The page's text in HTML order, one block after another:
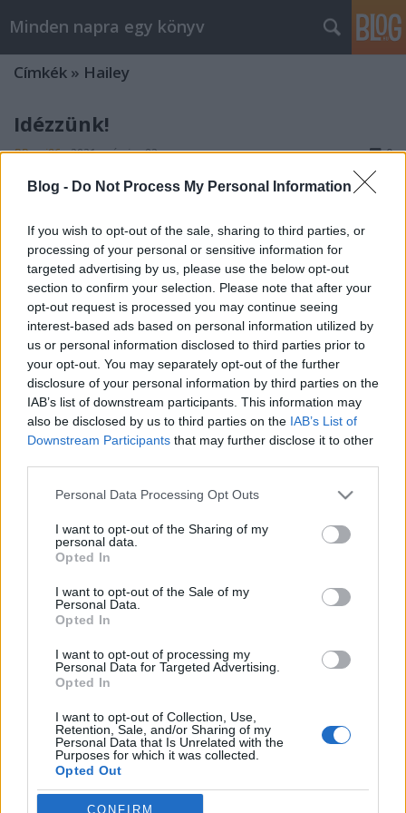
Blog - Do Not Process My Personal Information
If you wish to opt-out of the sale, sharing to third parties, or
processing of your personal or sensitive information for
targeted advertising by us, please use the below opt-out
section to confirm your selection. Please note that after your
opt-out request is processed you may continue seeing
interest-based ads based on personal information utilized by
us or personal information disclosed to third parties prior to
your opt-out. You may separately opt-out of the further
disclosure of your personal information by third parties on the
IAB’s list of downstream participants. This information may
also be disclosed by us to third parties on the IAB’s List of
Downstream Participants that may further disclose it to other
Please note that this website/app uses one or more Google
not limited to your visit or usage behaviour. You may click to
grant or deny consent to Google and its third-party tags to
use your data for below specified purposes in below Google
consent section.
Personal Data Processing Opt Outs
I want to opt-out of the Sharing of my
personal data.
Opted In
I want to opt-out of the Sale of my
Personal Data.
Opted In
I want to opt-out of processing my
Personal Data for Targeted Advertising.
Opted In
I want to opt-out of Collection, Use,
Retention, Sale, and/or Sharing of my
Personal Data that Is Unrelated with the
Purposes for which it was collected.
Opted Out
Google consents
CONFIRM
Minden napra egy könyv
Címkék » Hailey
Idézzünk!
BBerni86•2021. március 03. 0
Egy bölcs ember egyszer azt mondta: senki sem
rólunk, hogyan futunk. (Sullivan: Mítoszok kora) A
világon nincsenek se szörnyetegek, se szentek. Csak
végtelen árnyalatok vannak, melyeket ugyanabba a
kárpitba szőttek bele: az egyik világos, a másik…
Hailey: Detektívek
BBerni86 •2021. február 28.
kezelő. Ainslie életét meghatározta, hogy még
gyerekként elvesztette a bátyját. Az anyja nyomására
a bátyja álmát igyekezett valóra váltani: papnak
tanult, doktorált. Az anyja halála után azonban nem
maradt a rendben, letette a papi gallért, és…